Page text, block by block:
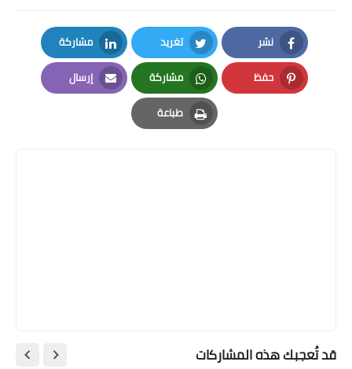
نشر
Facebook
تغريد
Twitter
مشاركة
LinkedIn
حفظ
Pinterest
مشاركة
Whatsapp
إرسال
Email
طباعة
Print
قد تُعجبك هذه المشاركات